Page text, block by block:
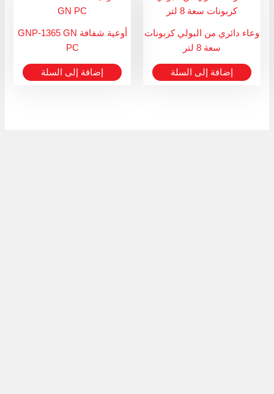
وعاء دائري من البولي كربونات
سعة 8 لتر
إضافة إلى السلة
أوعية شفافة GNP-1365 GN
PC
إضافة إلى السلة